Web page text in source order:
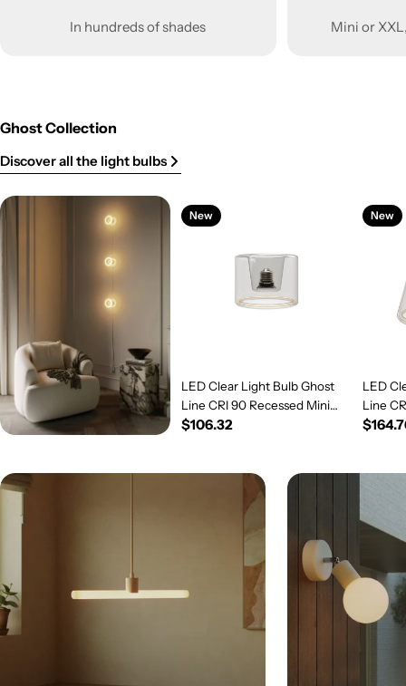
In hundreds of shades Mini or
Ghost Collection
Discover all the light bulbs
New
LED Clear Light Bulb Ghost
Line CRI 90 Recessed Mini
Donut 5.5W 450Lm E26 120V
Regular
$106.32
New
LED
Line
5.5W